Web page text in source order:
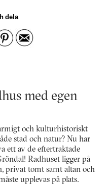
dela
med egen
och kulturhistoriskt
stad och natur? Nu har
ett av de eftertraktade
Radhuset ligger på
privat tomt samt altan och
upplevas på plats.